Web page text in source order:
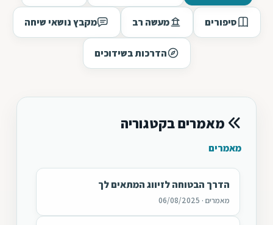
סיפורים מעשה רב מקבץ נושאי שיחה
הדרכות בשידוכים
מאמרים בקטגוריה
מאמרים
הדרך הבטוחה לזיווג המתאים לך
מאמרים · 06/08/2025